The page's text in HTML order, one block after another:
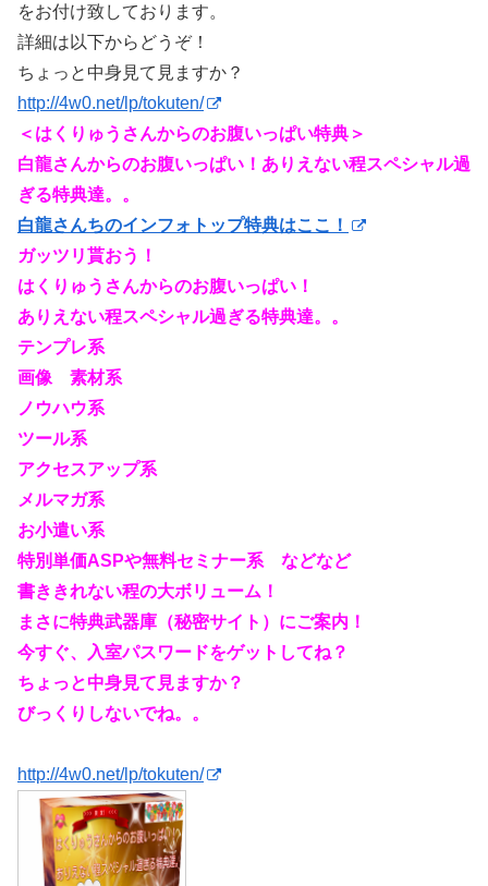
をお付け致しております。
詳細は以下からどうぞ！
ちょっと中身見て見ますか？
http://4w0.net/lp/tokuten/
＜はくりゅうさんからのお腹いっぱい特典＞
白龍さんからのお腹いっぱい！ありえない程スペシャル過
ぎる特典達。。
白龍さんちのインフォトップ特典はここ！
ガッツリ貰おう！
はくりゅうさんからのお腹いっぱい！
ありえない程スペシャル過ぎる特典達。。
テンプレ系
画像 素材系
ノウハウ系
ツール系
アクセスアップ系
メルマガ系
お小遣い系
特別単価ASPや無料セミナー系 などなど
書ききれない程の大ボリューム！
まさに特典武器庫（秘密サイト）にご案内！
今すぐ、入室パスワードをゲットしてね？
ちょっと中身見て見ますか？
びっくりしないでね。。
http://4w0.net/lp/tokuten/